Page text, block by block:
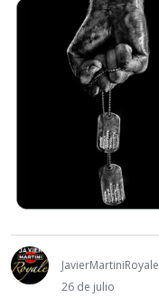
JavierMartiniRoyale
26 de julio